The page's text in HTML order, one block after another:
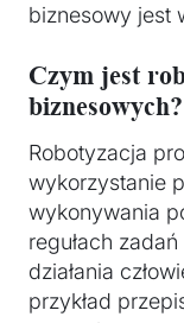
biznesowy jest
Czym jest
biznesowych?
Robotyzacja
wykorzystanie
wykonywania
regułach
działania
przykład